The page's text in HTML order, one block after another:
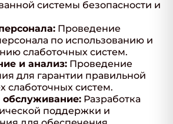
системы безопасности и
Проведение
по использованию и
слаботочных систем.
и анализ: Проведение
для гарантии правильной
слаботочных систем.
обслуживание: Разработка
поддержки и